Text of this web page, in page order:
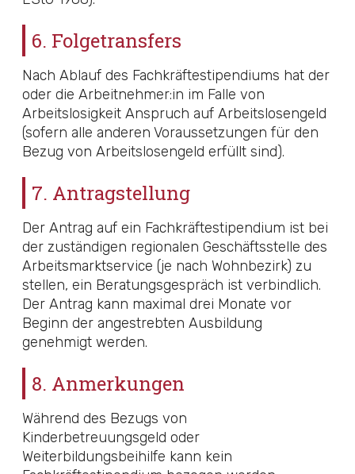
6. Folgetransfers
Nach Ablauf des Fachkräftestipendiums hat der
oder die Arbeitnehmer:in im Falle von
Arbeitslosigkeit Anspruch auf Arbeitslosengeld
(sofern alle anderen Voraussetzungen für den
Bezug von Arbeitslosengeld erfüllt sind).
7. Antragstellung
Der Antrag auf ein Fachkräftestipendium ist bei
der zuständigen regionalen Geschäftsstelle des
Arbeitsmarktservice (je nach Wohnbezirk) zu
stellen, ein Beratungsgespräch ist verbindlich.
Der Antrag kann maximal drei Monate vor
Beginn der angestrebten Ausbildung
genehmigt werden.
8. Anmerkungen
Während des Bezugs von
Kinderbetreuungsgeld oder
Weiterbildungsbeihilfe kann kein